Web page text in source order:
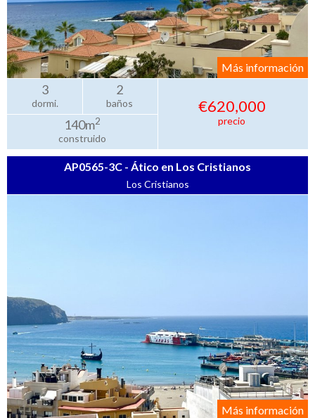
Más información
3
dormi.
2
baños
140m2
construido
€620,000
precio
AP0565-3C - Ático en Los Cristianos
Los Cristianos
Más información